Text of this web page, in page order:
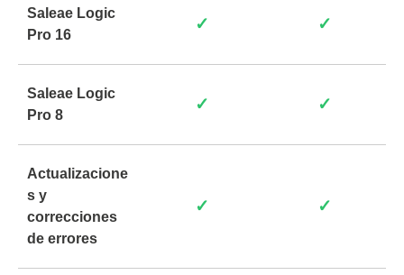
Saleae Logic
Pro 16
✓ ✓
Saleae Logic
Pro 8
✓ ✓
Actualizacione
s y
correcciones
de errores
✓ ✓